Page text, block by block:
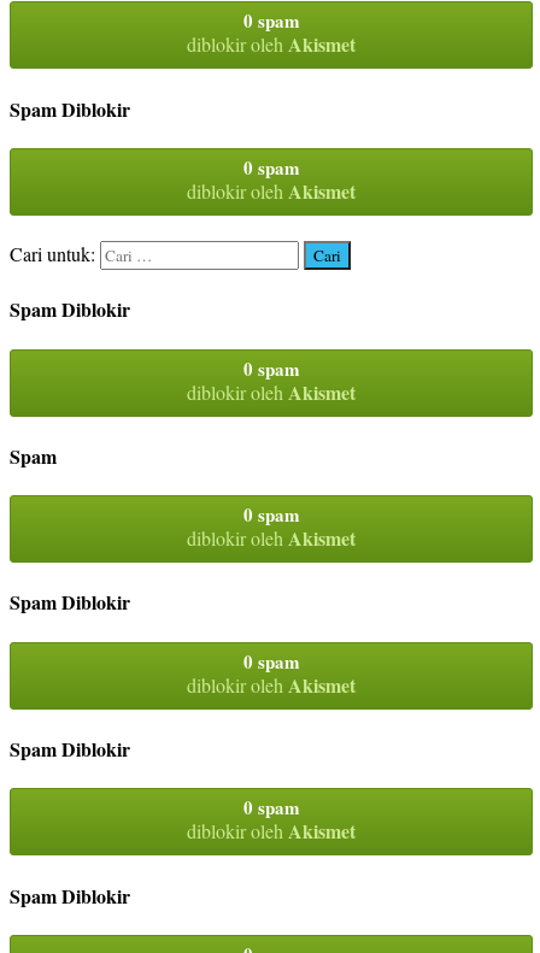
0 spam
diblokir olehAkismet
Spam Diblokir
0 spam
diblokir oleh Akismet
Cari untuk:
Spam Diblokir
0 spam
diblokir oleh Akismet
Spam
0 spam
diblokir olehAkismet
Spam Diblokir
0 spam
diblokir oleh Akismet
Spam Diblokir
0 spam
diblokir olehAkismet
Spam Diblokir